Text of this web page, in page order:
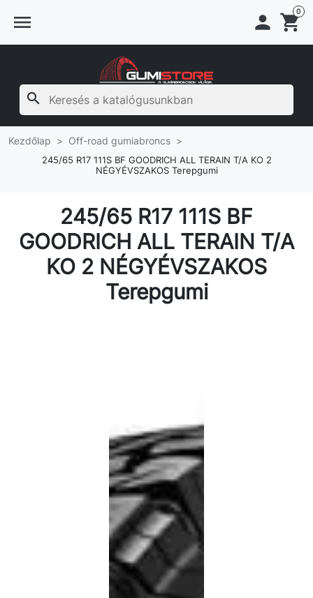
menu  shopping_cart
0
search
Kezdőlap Off-road gumiabroncs
245/65 R17 111S BF GOODRICH ALL TERAIN T/A KO 2
NÉGYÉVSZAKOS Terepgumi
245/65 R17 111S BF
GOODRICH ALL TERAIN T/A
KO 2 NÉGYÉVSZAKOS
Terepgumi